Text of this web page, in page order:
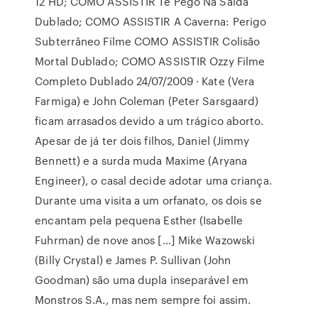
Dublado; COMO ASSISTIR A Caverna: Perigo
Subterrâneo Filme COMO ASSISTIR Colisão
Mortal Dublado; COMO ASSISTIR Ozzy Filme
Completo Dublado 24/07/2009 · Kate (Vera
Farmiga) e John Coleman (Peter Sarsgaard)
ficam arrasados devido a um trágico aborto.
Apesar de já ter dois filhos, Daniel (Jimmy
Bennett) e a surda muda Maxime (Aryana
Engineer), o casal decide adotar uma criança.
Durante uma visita a um orfanato, os dois se
encantam pela pequena Esther (Isabelle
Fuhrman) de nove anos […] Mike Wazowski
(Billy Crystal) e James P. Sullivan (John
Goodman) são uma dupla inseparável em
Monstros S.A., mas nem sempre foi assim.